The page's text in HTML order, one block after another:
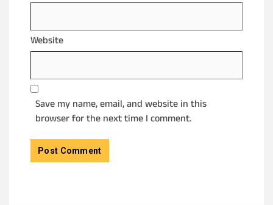
Website
Save my name, email, and website in this
browser for the next time I comment.